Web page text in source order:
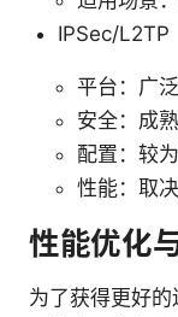
IPSec/L2TP
平台：广
安全：成
配置：较
性能：取
性能优化
为了获得更好